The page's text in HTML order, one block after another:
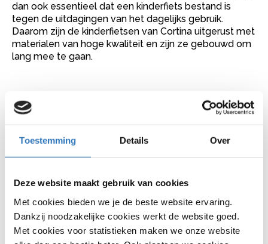
Toestemming Details Over
Deze website maakt gebruik van cookies
Met cookies bieden we je de beste website ervaring.
Dankzij noodzakelijke cookies werkt de website goed.
Met cookies voor statistieken maken we onze website
dan ook essentieel dat een kinderfiets bestand is
tegen de uitdagingen van het dagelijks gebruik.
Daarom zijn de kinderfietsen van Cortina uitgerust met
materialen van hoge kwaliteit en zijn ze gebouwd om
lang mee te gaan.
Altijd een optimale
rijervaring
Naast de duurzame constructie heeft Cortina bij het
ontwerpen van hun kinderfietsen rekening gehouden
fietsers. Denk hierbij aan features zoals een lage
instap, gemakkelijk te bereiken remmen, en
reflectoren voor betere zichtbaarheid in het verkeer.
Ook wordt er bij het ontwerp rekening gehouden met
de groei van kinderen, zodat de fietsen kunnen